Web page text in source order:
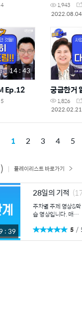
4
1,943
2022.08.04
14 : 43
Ep.12
5
궁금한거
1,826
2022.02.21
1 2 3 4 5
플레이리스트 바로가기
: 39
28일의 기적
주차별 주제 영상&학
습 영상입니다. 매주
및 느낀점을 나눠보세
5